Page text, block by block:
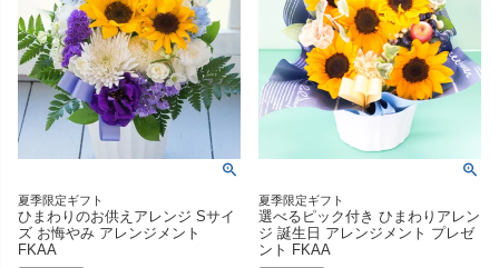
夏季限定ギフト
ひまわりのお供えアレンジ Sサイ
ズ お悔やみ アレンジメント
FKAA
夏季限定ギフト
選べるピック付き ひまわりアレン
ジ 誕生日 アレンジメント プレゼ
ント FKAA